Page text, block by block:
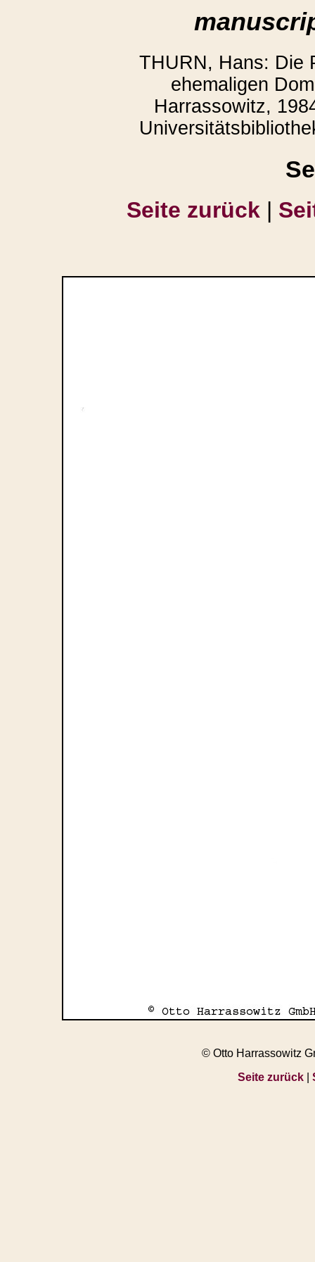
THURN, Hans: Die
ehemaligen
Harrassowitz,
Seite zurück |
© Otto Harrassowitz
Seite zurück|